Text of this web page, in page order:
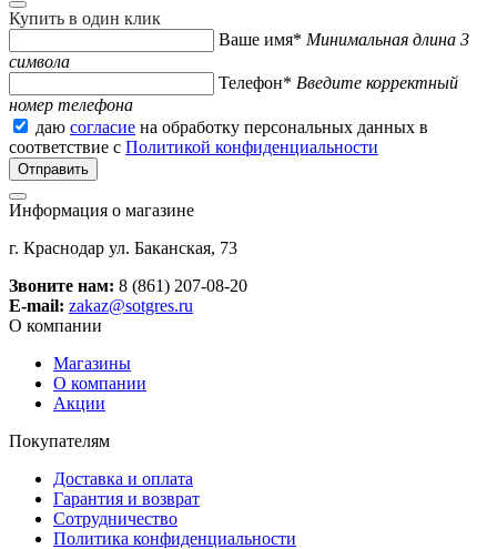
Купить в один клик
Ваше имя* Минимальная длина 3
символа
Телефон* Введите корректный
номер телефона
даю согласие на обработку персональных данных в
соответствие с Политикой конфиденциальности
Информация о магазине
г. Краснодар ул. Баканская, 73
Звоните нам: 8 (861) 207-08-20
E-mail: zakaz@sotgres.ru
О компании
Магазины
О компании
Акции
Покупателям
Доставка и оплата
Гарантия и возврат
Сотрудничество
Политика конфиденциальности